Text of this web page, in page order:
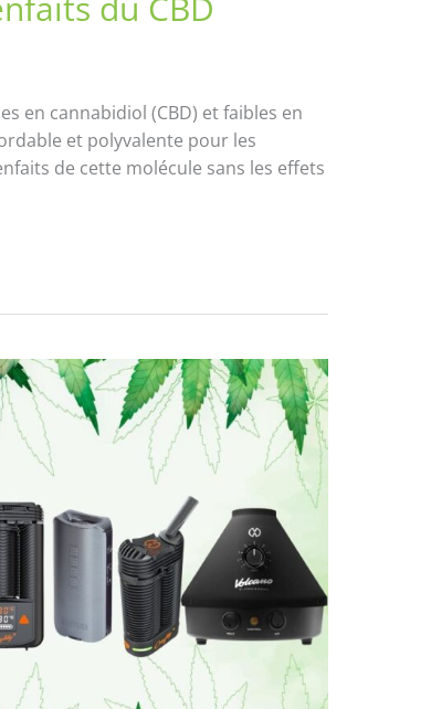
en cannabidiol (CBD) et faibles en
et polyvalente pour les
de cette molécule sans les effets